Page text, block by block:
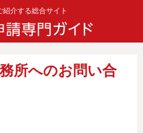
介する総合サイト
所へのお問い合